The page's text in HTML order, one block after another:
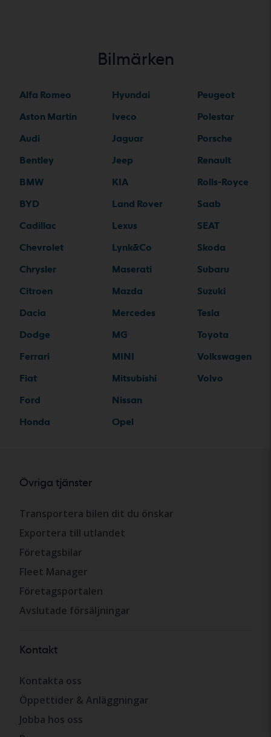
Bilmärken
Alfa Romeo
Aston Martin
Audi
Bentley
BMW
BYD
Cadillac
Chevrolet
Chrysler
Citroen
Dacia
Dodge
Ferrari
Fiat
Ford
Honda
Hyundai
Iveco
Jaguar
Jeep
KIA
Land Rover
Lexus
Lynk&Co
Maserati
Mazda
Mercedes
MG
MINI
Mitsubishi
Nissan
Opel
Peugeot
Polestar
Porsche
Renault
Rolls-Royce
Saab
SEAT
Skoda
Subaru
Suzuki
Tesla
Toyota
Volkswagen
Volvo
Övriga tjänster
Transportera bilen dit du önskar
Exportera till utlandet
Företagsbilar
Fleet Manager
Företagsportalen
Avslutade försäljningar
Kontakt
Kontakta oss
Öppettider & Anläggningar
Jobba hos oss